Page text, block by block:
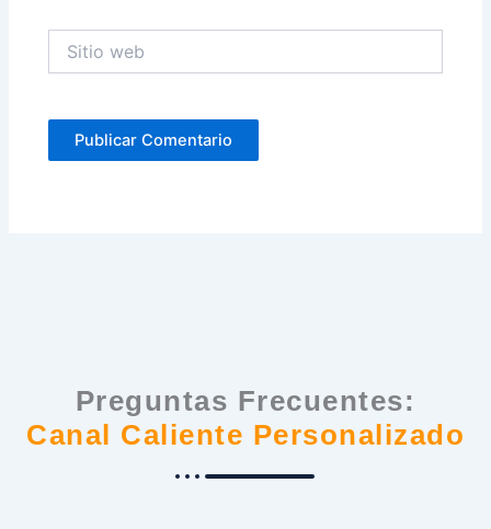
web
Preguntas Frecuentes:
Canal Caliente Personalizado